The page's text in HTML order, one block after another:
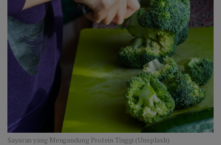
Sayuran yang Mengandung Protein Tinggi (Unsplash)